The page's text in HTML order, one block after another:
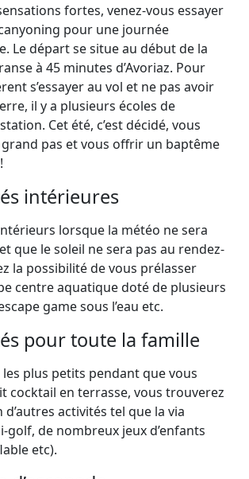
fortes, venez-vous essayer
pour une journée
Le départ se situe au début de la
à 45 minutes d’Avoriaz. Pour
s’essayer au vol et ne pas avoir
il y a plusieurs écoles de
Cet été, c’est décidé, vous
pas et vous offrir un baptême
intérieures
lorsque la météo ne sera
que le soleil ne sera pas au rendez-
la possibilité de vous prélasser
centre aquatique doté de plusieurs
game sous l’eau etc.
pour toute la famille
plus petits pendant que vous
cocktail en terrasse, vous trouverez
activités tel que la via
golf, de nombreux jeux d’enfants
etc).